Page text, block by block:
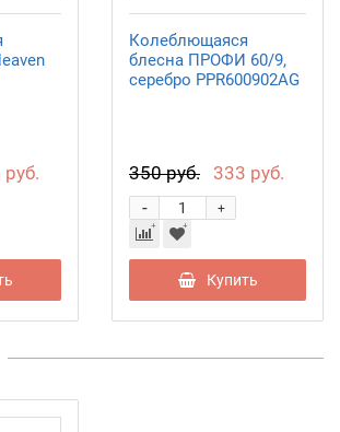
Колеблющаяся
блесна ПРОФИ 60/9,
серебро PPR600902AG
350 руб. 333 руб.
+
-
Купить